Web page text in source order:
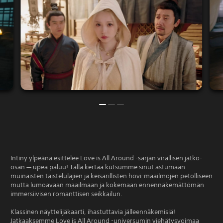
Intiny ylpeänä esittelee Love is All Around -sarjan virallisen jatko-
osan — upea paluu! Tällä kertaa kutsumme sinut astumaan
muinaisten taistelulajien ja keisarillisten hovi-maailmojen petolliseen
mutta lumoavaan maailmaan ja kokemaan ennennäkemättömän
immersiivisen romanttisen seikkailun.
Klassinen näyttelijäkaarti, ihastuttavia jälleennäkemisiä!
Jatkaaksemme Love is All Around -universumin viehätysvoimaa